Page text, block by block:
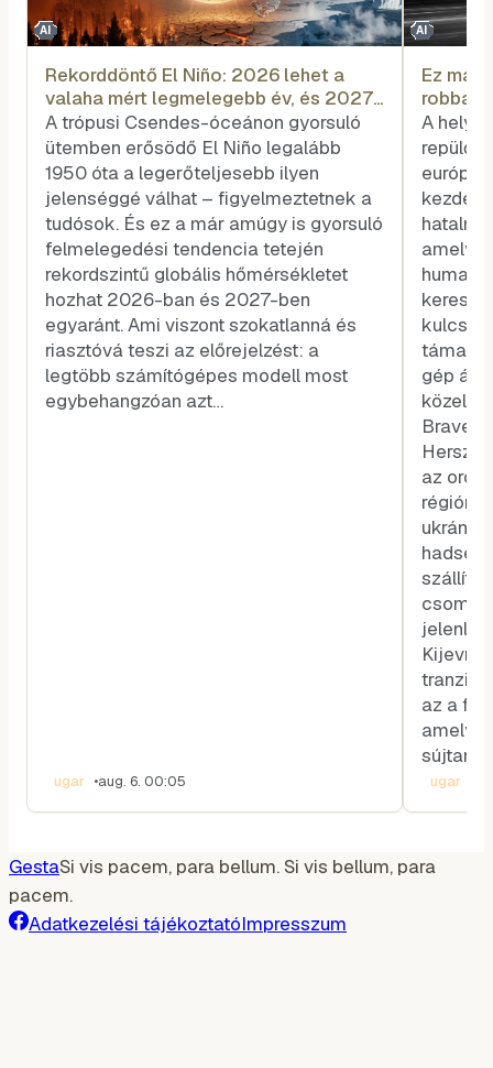
AI
Rekorddöntő El Niño: 2026 lehet a
valaha mért legmelegebb év, és 2027
még forróbb lesz
A trópusi Csendes-óceánon gyorsuló
ütemben erősödő El Niño legalább
1950 óta a legerőteljesebb ilyen
jelenséggé válhat – figyelmeztetnek a
tudósok. És ez a már amúgy is gyorsuló
felmelegedési tendencia tetején
rekordszintű globális hőmérsékletet
hozhat 2026-ban és 2027-ben
egyaránt. Ami viszont szokatlanná és
riasztóvá teszi az előrejelzést: a
legtöbb számítógépes modell most
egybehangzóan azt…
ugar •aug. 6. 00:05
AI
Ez már
drón
A
európai
gép állt
Brave
az
régióra.
ukrán
az a
sújtaná
ugar
GestaSi vis pacem, para bellum. Si vis bellum, para
pacem.
Adatkezelési tájékoztatóImpresszum